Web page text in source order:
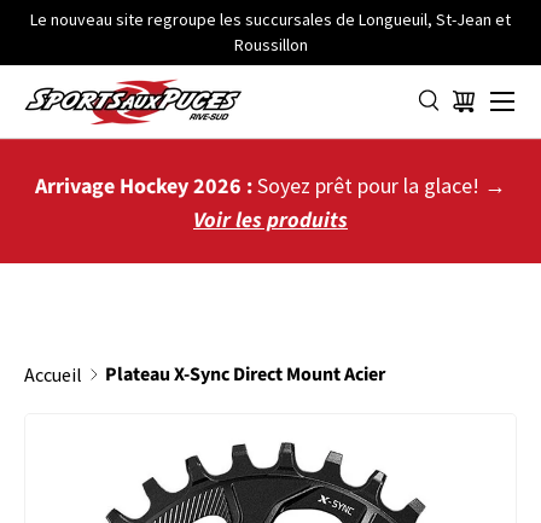
ALLER AU CONTENU
Le nouveau site regroupe les succursales de Longueuil, St-Jean et
Roussillon
Panier
Menu
Arrivage Hockey 2026 :Soyez prêt pour la glace! →
Voir les produits
Accueil Plateau X-Sync Direct Mount Acier
PASSER AUX INFORMATIONS PRODUITS